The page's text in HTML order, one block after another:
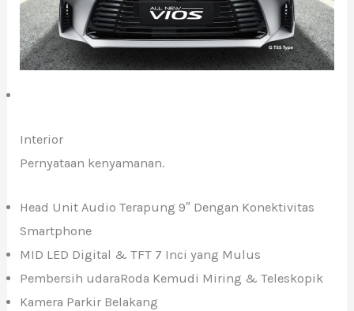
Interior
Pernyataan kenyamanan.
Head Unit Audio Terapung 9″ Dengan Konektivitas
Smartphone
MID LED Digital & TFT 7 Inci yang Mulus
Pembersih udaraRoda Kemudi Miring & Teleskopik
Kamera Parkir Belakang